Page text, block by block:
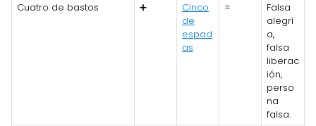
Cuatro de bastos
➕
Cinco
de
espad
as
=
Falsa
alegrí
a,
falsa
liberac
ión,
perso
na
falsa.